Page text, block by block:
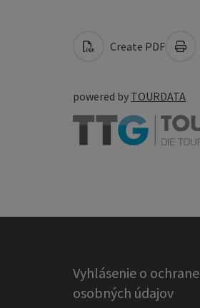
Create PDF
powered by TOURDATA
Vyhlásenie o ochrane
osobných údajov